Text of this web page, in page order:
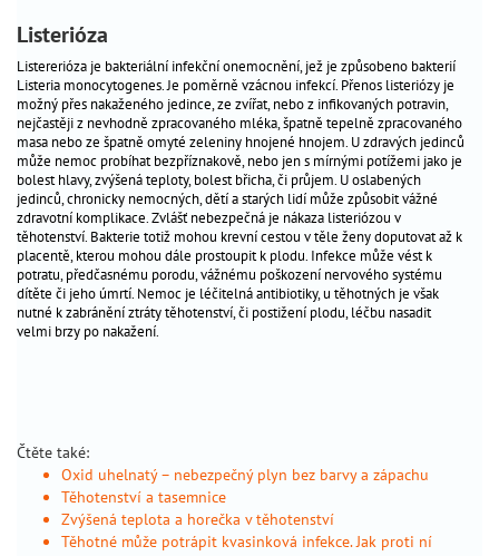
Listerióza
Listererióza je bakteriální infekční onemocnění, jež je způsobeno bakterií
Listeria monocytogenes. Je poměrně vzácnou infekcí. Přenos listeriózy je
možný přes nakaženého jedince, ze zvířat, nebo z infikovaných potravin,
nejčastěji z nevhodně zpracovaného mléka, špatně tepelně zpracovaného
masa nebo ze špatně omyté zeleniny hnojené hnojem. U zdravých jedinců
může nemoc probíhat bezpříznakově, nebo jen s mírnými potížemi jako je
bolest hlavy, zvýšená teploty, bolest břicha, či průjem. U oslabených
jedinců, chronicky nemocných, dětí a starých lidí může způsobit vážné
zdravotní komplikace. Zvlášť nebezpečná je nákaza listeriózou v
těhotenství. Bakterie totiž mohou krevní cestou v těle ženy doputovat až k
placentě, kterou mohou dále prostoupit k plodu. Infekce může vést k
potratu, předčasnému porodu, vážnému poškození nervového systému
dítěte či jeho úmrtí. Nemoc je léčitelná antibiotiky, u těhotných je však
nutné k zabránění ztráty těhotenství, či postižení plodu, léčbu nasadit
velmi brzy po nakažení.
Čtěte také:
Oxid uhelnatý – nebezpečný plyn bez barvy a zápachu
Těhotenství a tasemnice
Zvýšená teplota a horečka v těhotenství
Těhotné může potrápit kvasinková infekce. Jak proti ní